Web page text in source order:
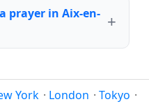
prayer in Aix-en-
York · London · Tokyo ·